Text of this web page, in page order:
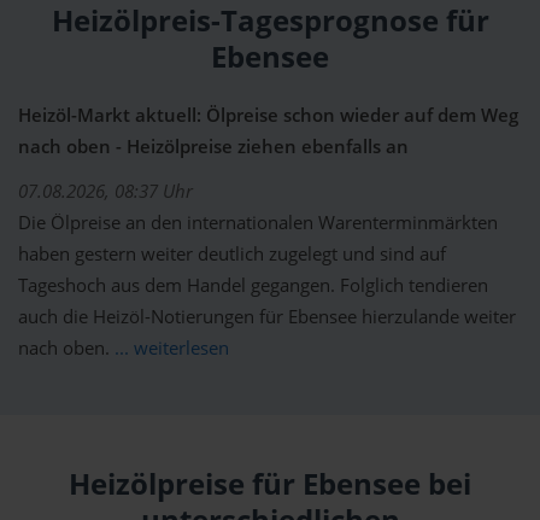
Heizölpreis-Tagesprognose für
Ebensee
Heizöl-Markt aktuell: Ölpreise schon wieder auf dem Weg
nach oben - Heizölpreise ziehen ebenfalls an
07.08.2026, 08:37 Uhr
Die Ölpreise an den internationalen Warenterminmärkten
haben gestern weiter deutlich zugelegt und sind auf
Tageshoch aus dem Handel gegangen. Folglich tendieren
auch die Heizöl-Notierungen für Ebensee hierzulande weiter
nach oben. ... weiterlesen
Heizölpreise für Ebensee bei